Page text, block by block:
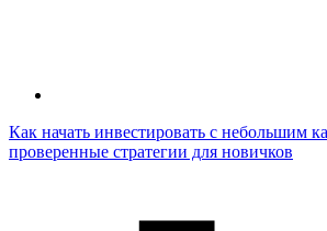
Как начать инвестировать с небольшим
проверенные стратегии для новичков